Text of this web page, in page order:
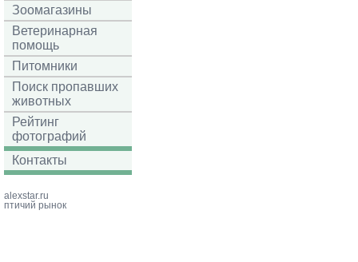
Зоомагазины
Ветеринарная
помощь
Питомники
Поиск пропавших
животных
Рейтинг
фотографий
Контакты
alexstar.ru
птичий рынок